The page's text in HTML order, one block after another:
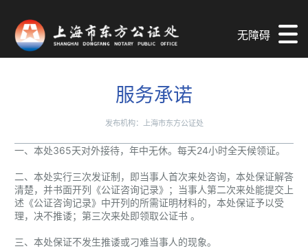
无障碍
服务承诺
发布机构：上海市东方公证处
一、本处365天对外接待，年中无休。每天24小时全天候领证。
二、本处实行三次发证制，即当事人首次来处咨询，本处保证解答
清楚，并书面开列《公证咨询记录》；当事人第二次来处能提交上
述《公证咨询记录》中开列的所需证明材料的，本处保证予以受
理，决不推诿；第三次来处即领取公证书 。
三、本处保证不发生推诿或刁难当事人的现象。